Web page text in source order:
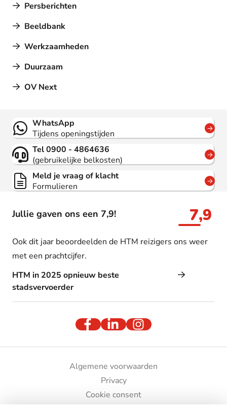
Persberichten
Beeldbank
Werkzaamheden
Duurzaam
OV Next
Jullie gaven ons een 7,9! 7,9
Ook dit jaar beoordeelden de HTM reizigers ons weer
met een prachtcijfer.
HTM in 2025 opnieuw beste
stadsvervoerder
Contact
WhatsApp
Tijdens openingstijden
Tel 0900 - 4864636
(gebruikelijke belkosten)
Meld je vraag of klacht
Formulieren
Algemene voorwaarden
Privacy
Cookie consent